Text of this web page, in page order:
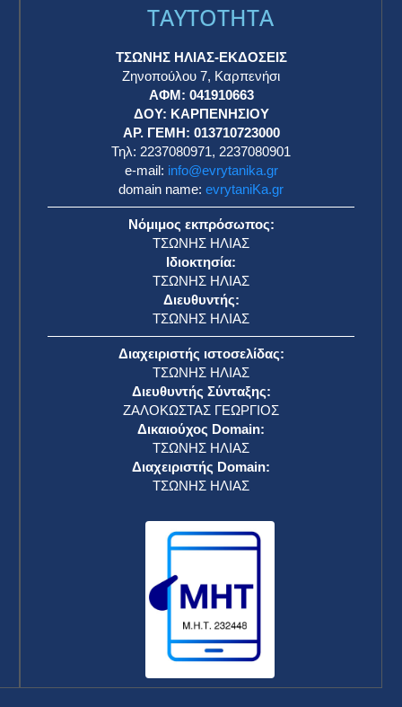
TAYTOTHTA
ΤΣΩΝΗΣ ΗΛΙΑΣ-ΕΚΔΟΣΕΙΣ
Ζηνοπούλου 7, Καρπενήσι
ΑΦΜ: 041910663
ΔΟΥ: ΚΑΡΠΕΝΗΣΙΟΥ
ΑΡ. ΓΕΜΗ: 013710723000
Τηλ: 2237080971, 2237080901
e-mail: info@evrytanika.gr
domain name: evrytaniKa.gr
Νόμιμος εκπρόσωπος:
ΤΣΩΝΗΣ ΗΛΙΑΣ
Ιδιοκτησία:
ΤΣΩΝΗΣ ΗΛΙΑΣ
Διευθυντής:
ΤΣΩΝΗΣ ΗΛΙΑΣ
Διαχειριστής ιστοσελίδας:
ΤΣΩΝΗΣ ΗΛΙΑΣ
Διευθυντής Σύνταξης:
ΖΑΛΟΚΩΣΤΑΣ ΓΕΩΡΓΙΟΣ
Δικαιούχος Domain:
ΤΣΩΝΗΣ ΗΛΙΑΣ
Διαχειριστής Domain:
ΤΣΩΝΗΣ ΗΛΙΑΣ